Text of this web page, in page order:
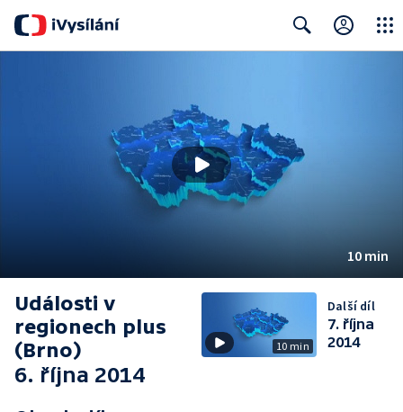
10 min
Události v
regionech plus
(Brno)
6. října 2014
10 min
Další díl
7. října
2014